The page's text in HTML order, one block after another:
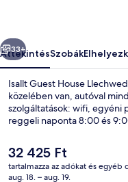
Következő
33+
ÁttekintésSzobák
Isallt Guest House
közelében van, autóval
szolgáltatások: wifi, egyéni
reggeli naponta 8:00 és
A
jelenlegi
ár
32 425 Ft
tartalmazza az adókat és egyéb
aug. 18. – aug. 19.